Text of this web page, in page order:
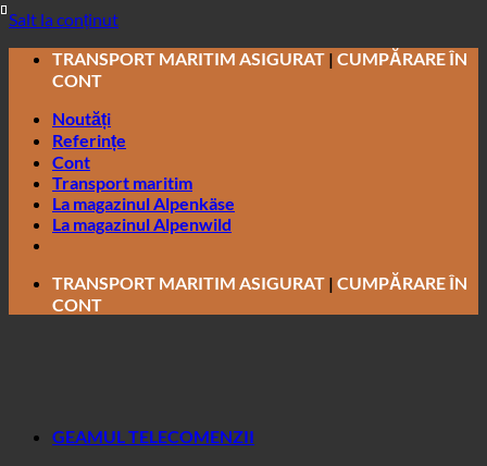
Salt la conținut
TRANSPORT MARITIM ASIGURAT | CUMPĂRARE ÎN
CONT
Noutăți
Referințe
Cont
Transport maritim
La magazinul Alpenkäse
La magazinul Alpenwild
TRANSPORT MARITIM ASIGURAT | CUMPĂRARE ÎN
CONT
GEAMUL TELECOMENZII